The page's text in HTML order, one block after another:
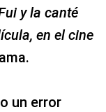
y la canté
en el cine
un error